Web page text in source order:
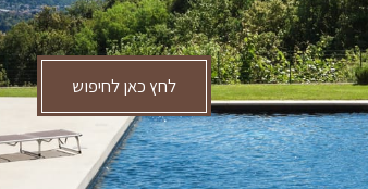
לחץ כאן לחיפוש